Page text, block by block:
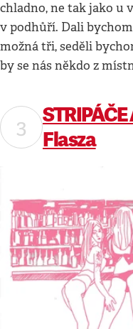
chladno, ne tak jako u
v podhůří. Dali
možná tři, seděli
by se nás někdo z
Flasza